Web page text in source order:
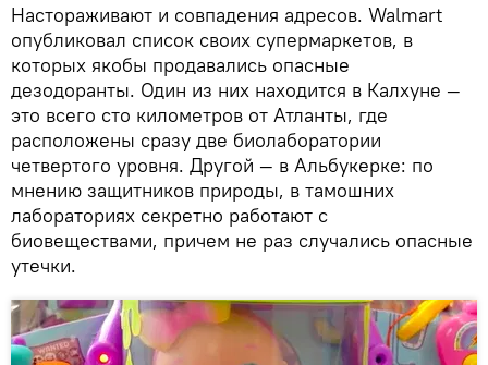
Настораживают и совпадения адресов. Walmart
опубликовал список своих супермаркетов, в
которых якобы продавались опасные
дезодоранты. Один из них находится в Калхуне —
это всего сто километров от Атланты, где
расположены сразу две биолаборатории
четвертого уровня. Другой — в Альбукерке: по
мнению защитников природы, в тамошних
лабораториях секретно работают с
биовеществами, причем не раз случались опасные
утечки.